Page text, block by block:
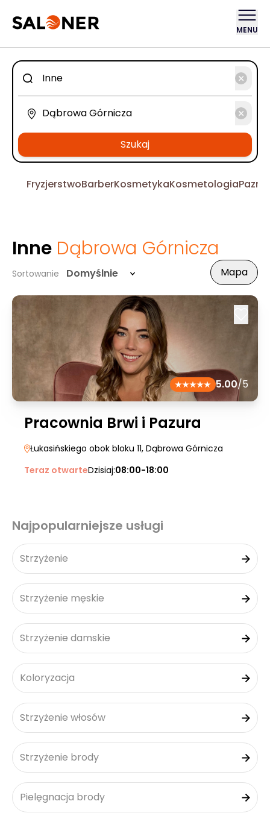
MENU
Szukaj
FryzjerstwoBarberKosmetykaKosmetologia
Inne Dąbrowa Górnicza
Sortowanie Domyślnie Mapa
5.00/5
Pracownia Brwi i Pazura
Łukasińskiego obok bloku 11, Dąbrowa Górnicza
Teraz otwarteDzisiaj:08:00-18:00
Najpopularniejsze usługi
Strzyżenie
Strzyżenie męskie
Strzyżenie damskie
Koloryzacja
Strzyżenie włosów
Strzyżenie brody
Pielęgnacja brody